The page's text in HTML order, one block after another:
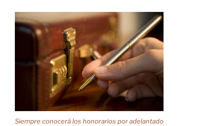
Siempre conocerá los honorarios por adelantado